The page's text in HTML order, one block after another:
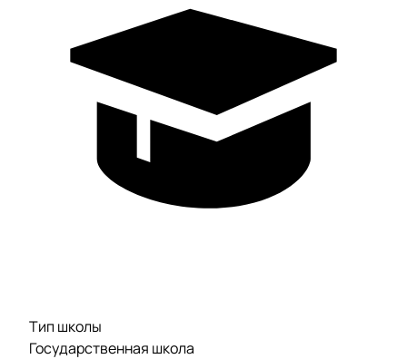
Тип школы
Государственная школа